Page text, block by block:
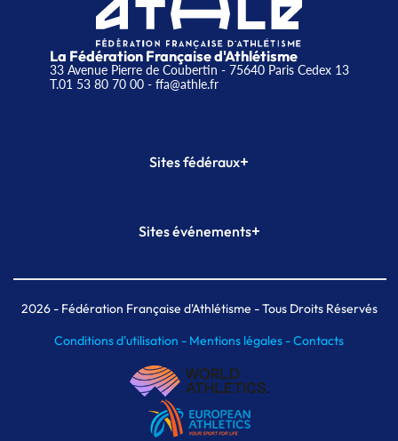
La Fédération Française d'Athlétisme
33 Avenue Pierre de Coubertin - 75640 Paris Cedex 13
T.01 53 80 70 00- ffa@athle.fr
Sites fédéraux+
Plateforme Formation
Sites événements+
Meeting de Paris indoor
MAIF Ekiden de Paris
2026- Fédération Française d'Athlétisme - Tous Droits Réservés
Conditions d'utilisation - Mentions légales -Contacts